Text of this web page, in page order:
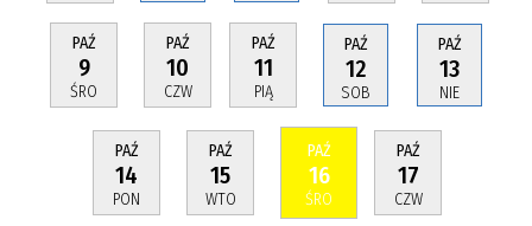
PAŹ
9
ŚRO
PAŹ
10
CZW
PAŹ
11
PIĄ
PAŹ
12
SOB
PAŹ
13
NIE
PAŹ
14
PON
PAŹ
15
WTO
PAŹ
16
ŚRO
PAŹ
17
CZW